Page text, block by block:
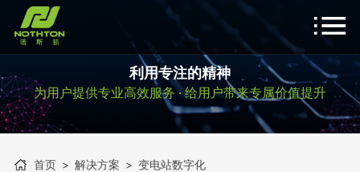
利用专注的精神
为用户提供专业高效服务 · 给用户带来专属价值提升
首页 > 解决方案 > 变电站数字化